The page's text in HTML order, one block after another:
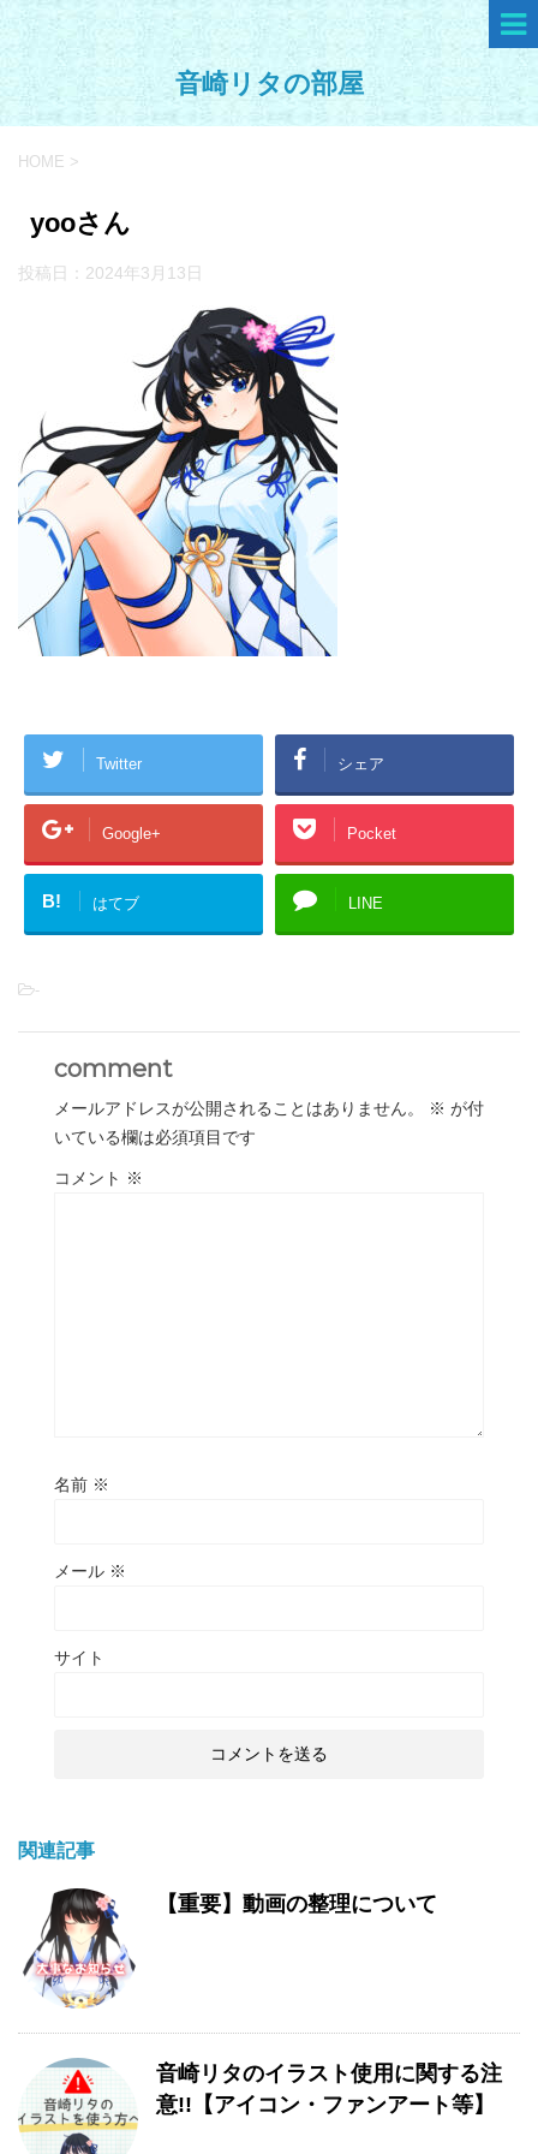
音崎リタの部屋
HOME >
yooさん
投稿日： 2024年3月13日
Twitter シェア
Google+ Pocket
B! はてブ LINE
-
comment
メールアドレスが公開されることはありません。 ※ が付
いている欄は必須項目です
コメント ※
名前 ※
メール ※
サイト
関連記事
【重要】動画の整理について
音崎リタのイラスト使用に関する注
意!!【アイコン・ファンアート等】